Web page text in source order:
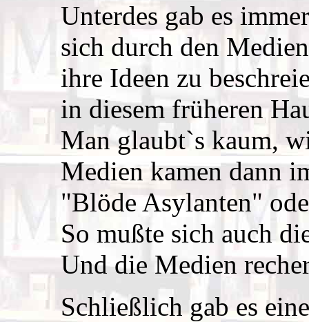
Unterdes gab es
sich durch den
ihre Ideen zu
in diesem früheren
Man glaubt`s kaum,
Medien kamen dann
"Blöde Asylanten"
So mußte sich auch
Und die Medien
Schließlich gab es